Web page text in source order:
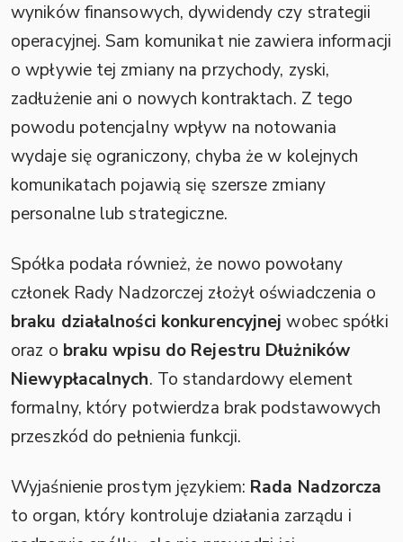
wyników finansowych, dywidendy czy strategii
operacyjnej. Sam komunikat nie zawiera informacji
o wpływie tej zmiany na przychody, zyski,
zadłużenie ani o nowych kontraktach. Z tego
powodu potencjalny wpływ na notowania
wydaje się ograniczony, chyba że w kolejnych
komunikatach pojawią się szersze zmiany
personalne lub strategiczne.
Spółka podała również, że nowo powołany
członek Rady Nadzorczej złożył oświadczenia o
braku działalności konkurencyjnej wobec spółki
oraz o braku wpisu do Rejestru Dłużników
Niewypłacalnych. To standardowy element
formalny, który potwierdza brak podstawowych
przeszkód do pełnienia funkcji.
Wyjaśnienie prostym językiem: Rada Nadzorcza
to organ, który kontroluje działania zarządu i